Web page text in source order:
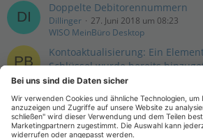
Doppelte Debitorennummern
Dillinger
27. Juni 2018 um 08:23
WISO MeinBüro Desktop
Kontoaktualisierung: Ein
Schlüssel wurde bereits
pb02505
23. März 2018 um 14:50
Buchungsdatum liegt weit in
mjung2000
7. Dezember 2017 um
Andere Banken über HBCI/FinTS